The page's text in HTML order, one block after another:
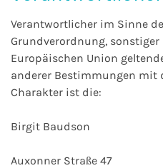
Verantwortlicher im Sinne
Grundverordnung,
Europäischen Union
anderer Bestimmungen mit
Charakter ist die:
Birgit Baudson
Auxonner Straße 47